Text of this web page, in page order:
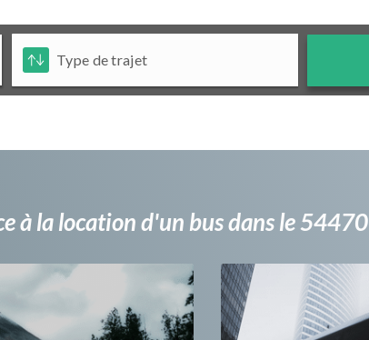
à la location d'un bus dans le 54470